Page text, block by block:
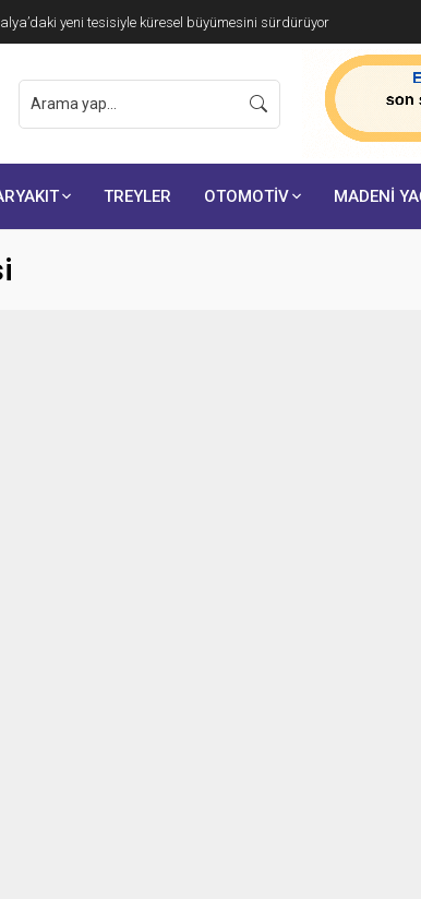
yeni tesisiyle küresel büyümesini sürdürüyor
TREYLER OTOMOTİV MADENİ